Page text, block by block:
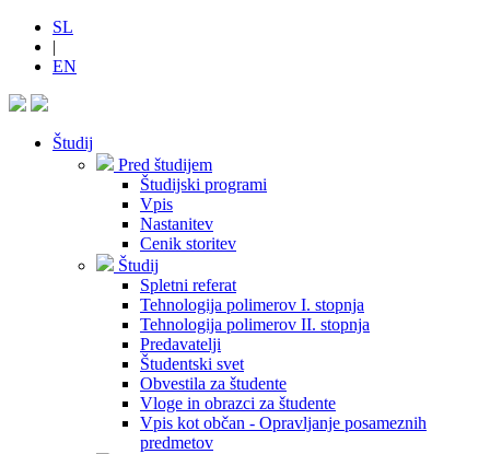
SL
|
EN
Študij
Pred študijem
Študijski programi
Vpis
Nastanitev
Cenik storitev
Študij
Spletni referat
Tehnologija polimerov I. stopnja
Tehnologija polimerov II. stopnja
Predavatelji
Študentski svet
Obvestila za študente
Vloge in obrazci za študente
Vpis kot občan - Opravljanje posameznih
predmetov